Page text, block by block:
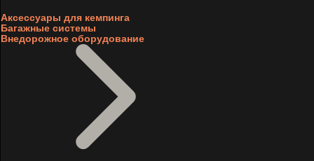
Аксессуары для кемпинга
Багажные системы
Внедорожное оборудование